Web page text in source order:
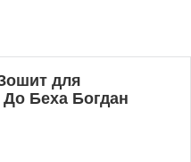
для
До Беха Богдан